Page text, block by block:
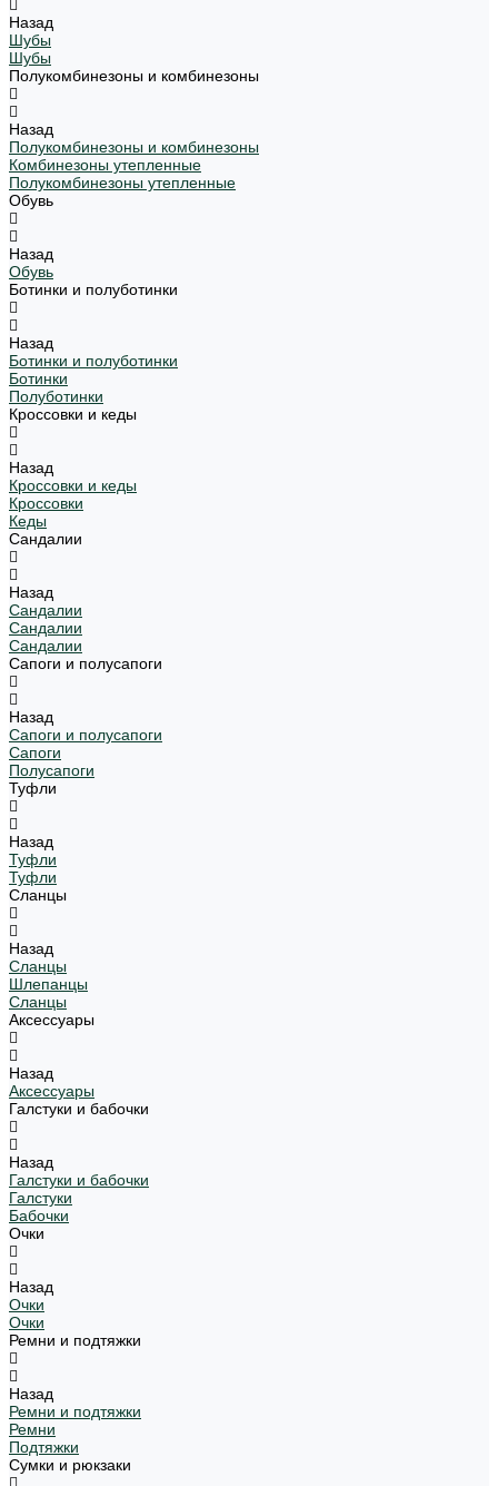
Назад
Шубы
Шубы
Полукомбинезоны и комбинезоны
Назад
Полукомбинезоны и комбинезоны
Комбинезоны утепленные
Полукомбинезоны утепленные
Обувь
Назад
Обувь
Ботинки и полуботинки
Назад
Ботинки и полуботинки
Ботинки
Полуботинки
Кроссовки и кеды
Назад
Кроссовки и кеды
Кроссовки
Кеды
Сандалии
Назад
Сандалии
Сандалии
Сандалии
Сапоги и полусапоги
Назад
Сапоги и полусапоги
Сапоги
Полусапоги
Туфли
Назад
Туфли
Туфли
Сланцы
Назад
Сланцы
Шлепанцы
Сланцы
Аксессуары
Назад
Аксессуары
Галстуки и бабочки
Назад
Галстуки и бабочки
Галстуки
Бабочки
Очки
Назад
Очки
Очки
Ремни и подтяжки
Назад
Ремни и подтяжки
Ремни
Подтяжки
Сумки и рюкзаки